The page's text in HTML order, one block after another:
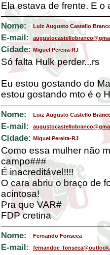
Ela estava de frente. E o
Nome: Luiz Augusto Castello
E-mail:
Cidade: Miguel Pereira-RJ
Só falta Hulk perder...rs
Eu estou gostando do
estou gostando mto é o
Nome: Luiz Augusto Castello
E-mail:
Cidade: Miguel Pereira-RJ
Como essa mulher não
campo###
É inacreditável!!!!
O cara abriu o braço de
acintosa!
Pra que VAR#
FDP cretina
Nome: Fernando Fonseca
E-mail: